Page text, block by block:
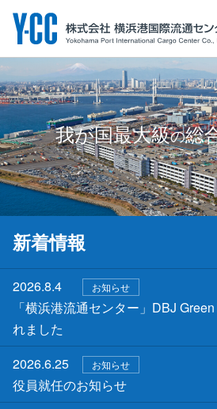
我が国最大級の総
新着情報
2026.8.4 お知らせ
「横浜港流通センター」DBJ
れました
2026.6.25
お知らせ
役員就任のお知らせ